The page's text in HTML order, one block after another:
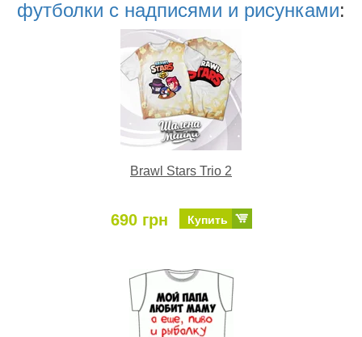
футболки с надписями и рисунками:
Brawl Stars Trio 2
690 грн Купить